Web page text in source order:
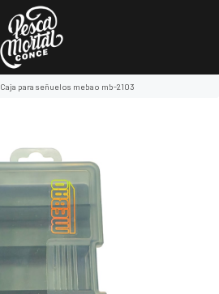
Caja para señuelos mebao mb-2103